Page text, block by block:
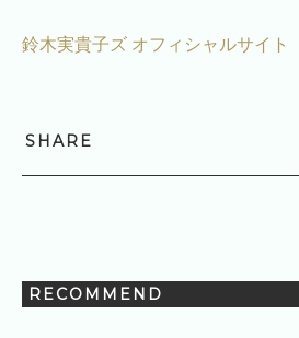
鈴木実貴子ズ オフィシャルサイト
SHARE
RECOMMEND